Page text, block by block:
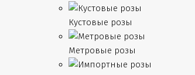
Кустовые розы
Метровые розы